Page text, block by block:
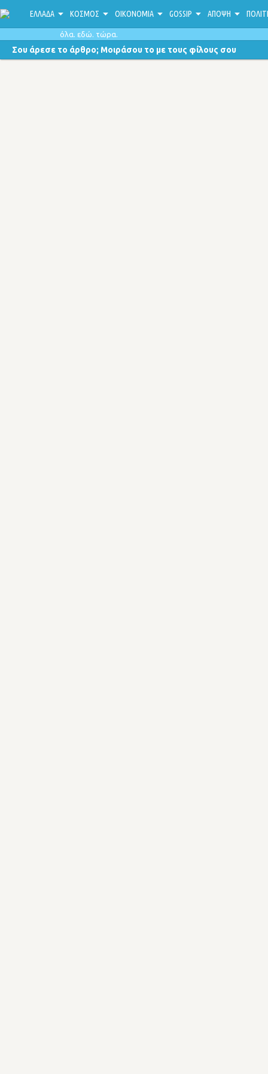
ΕΛΛΑΔΑ ΚΟΣΜΟΣ ΟΙΚΟΝΟΜΙΑ GOSSIP ΑΠΟΨΗ
όλα. εδώ. τώρα.
Σου άρεσε το άρθρο; Μοιράσου το με τους φίλους σου